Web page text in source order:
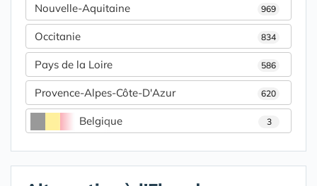
Nouvelle-Aquitaine 969
Occitanie 834
Pays de la Loire 586
Provence-Alpes-Côte-D'Azur 620
Belgique 3